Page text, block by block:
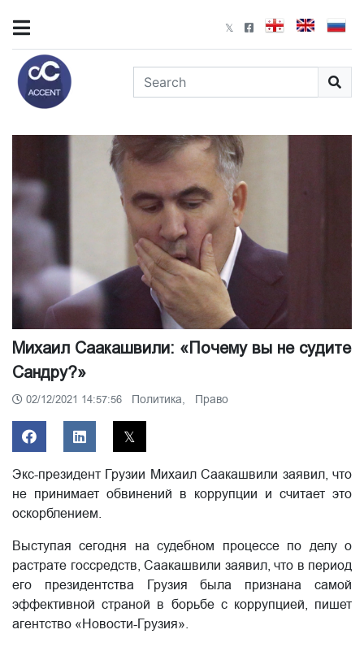
Михаил Саакашвили: «Почему вы не судите
Сандру?»
02/12/2021 14:57:56 Политика, Право
Экс-президент Грузии Михаил Саакашвили заявил, что
не принимает обвинений в коррупции и считает это
оскорблением.
Выступая сегодня на судебном процессе по делу о
растрате госсредств, Саакашвили заявил, что в период
его президентства Грузия была признана самой
эффективной страной в борьбе с коррупцией, пишет
агентство «Новости-Грузия».